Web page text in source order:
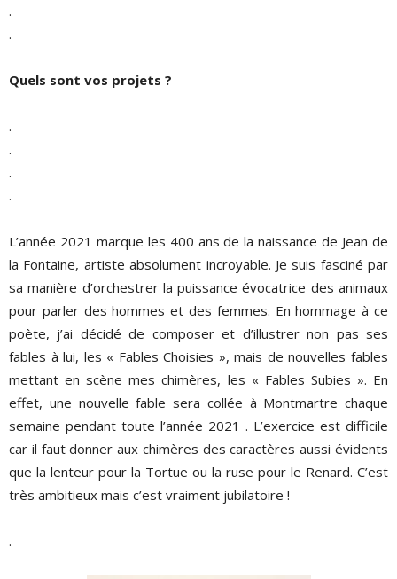
.
.
Quels sont vos projets ?
.
.
.
.
L’année 2021 marque les 400 ans de la naissance de Jean de
la Fontaine, artiste absolument incroyable. Je suis fasciné par
sa manière d’orchestrer la puissance évocatrice des animaux
pour parler des hommes et des femmes. En hommage à ce
poète, j’ai décidé de composer et d’illustrer non pas ses
fables à lui, les « Fables Choisies », mais de nouvelles fables
mettant en scène mes chimères, les « Fables Subies ». En
effet, une nouvelle fable sera collée à Montmartre chaque
semaine pendant toute l’année 2021 . L’exercice est difficile
car il faut donner aux chimères des caractères aussi évidents
que la lenteur pour la Tortue ou la ruse pour le Renard. C’est
très ambitieux mais c’est vraiment jubilatoire !
.